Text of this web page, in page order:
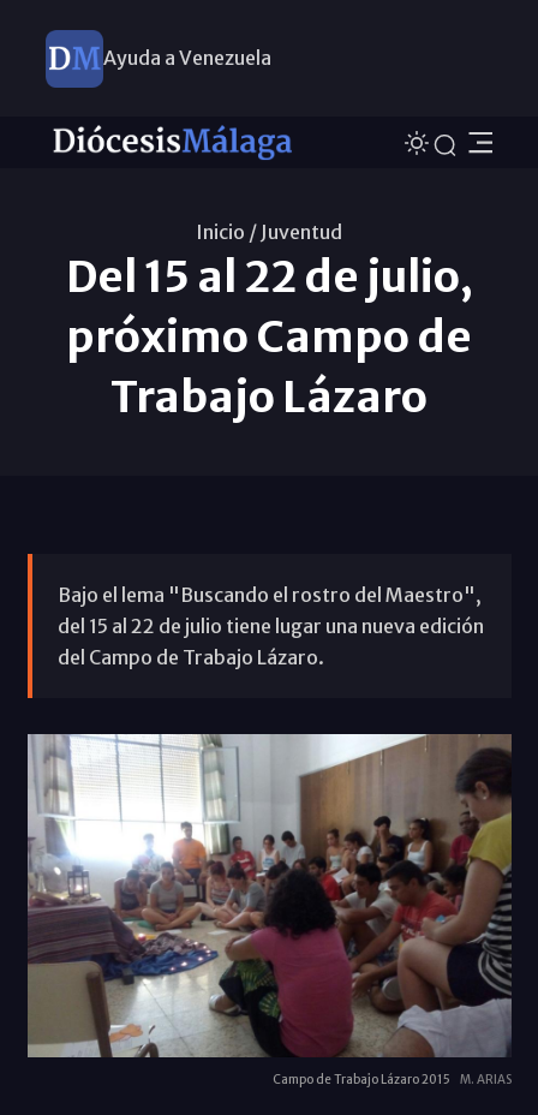
Ayuda a Venezuela
Inicio / Juventud
Del 15 al 22 de julio,
próximo Campo de
Trabajo Lázaro
Bajo el lema "Buscando el rostro del Maestro",
del 15 al 22 de julio tiene lugar una nueva edición
del Campo de Trabajo Lázaro.
Campo de Trabajo Lázaro 2015 M. ARIAS